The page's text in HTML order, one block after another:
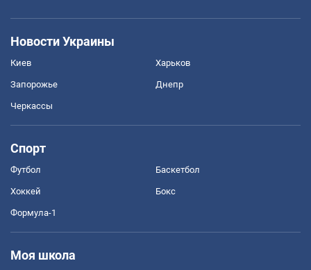
Новости Украины
Киев Харьков
Запорожье Днепр
Черкассы
Спорт
Футбол Баскетбол
Хоккей Бокс
Формула-1
Моя школа